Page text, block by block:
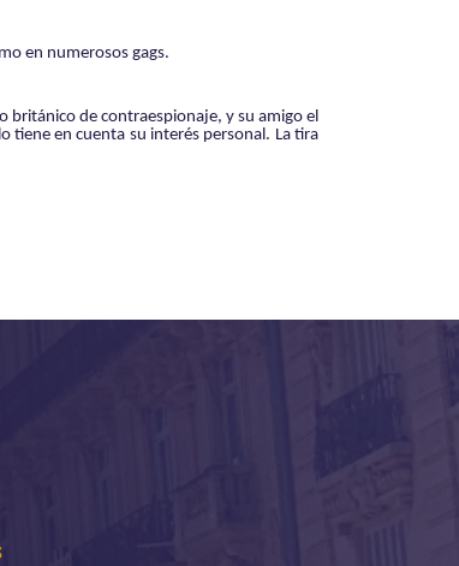
en numerosos gags.
británico de contraespionaje, y su amigo el
tiene en cuenta su interés personal. La tira